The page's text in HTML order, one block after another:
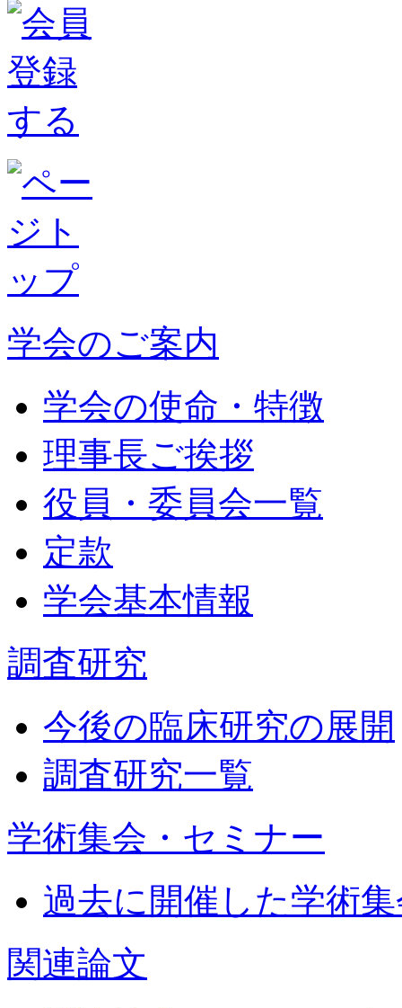
学会のご案内
学会の使命・特徴
理事長ご挨拶
役員・委員会一覧
定款
学会基本情報
調査研究
今後の臨床研究の展開
調査研究一覧
学術集会・セミナー
過去に開催した学術
関連論文